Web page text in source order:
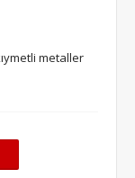
metaller